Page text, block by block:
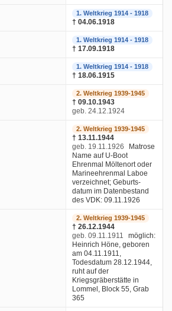
1. Weltkrieg 1914 - 1918
† 04.06.1918
1. Weltkrieg 1914 - 1918
† 17.09.1918
1. Weltkrieg 1914 - 1918
† 18.06.1915
2. Weltkrieg 1939-1945
† 09.10.1943
geb. 24.12.1924
2. Weltkrieg 1939-1945
† 13.11.1944
geb. 19.11.1926
Matrose
Name auf U-Boot
Ehrenmal Möltenort oder
Marineehrenmal Laboe
verzeichnet; Geburts-
datum im Datenbestand
des VDK: 09.11.1926
2. Weltkrieg 1939-1945
† 26.12.1944
geb. 09.11.1911
möglich:
Heinrich Höne, geboren
am 04.11.1911,
Todesdatum 28.12.1944,
ruht auf der
Kriegsgräberstätte in
Lommel, Block 55, Grab
365